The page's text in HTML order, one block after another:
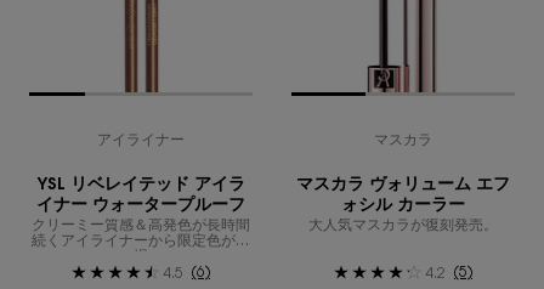
アイライナー
YSL リベレイテッド アイラ
イナー ウォータープルーフ
クリーミー質感＆高発色が長時間
続くアイライナーから限定色が登
4.5
(6)
マスカラ
マスカラ ヴォリューム エフ
ォシル カーラー
大人気マスカラが復刻発売。
4.2 (5)